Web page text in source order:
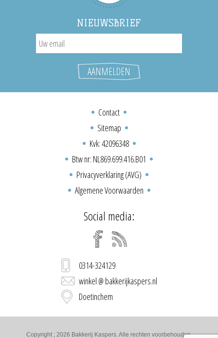
NIEUWSBRIEF
Contact
Sitemap
Kvk: 42096348
Btw nr: NL869.699.416.B01
Privacyverklaring (AVG)
Algemene Voorwaarden
Social media:
0314-324129
winkel @ bakkerijkaspers.nl
Doetinchem
Copyright ; 2026 Bakkerij Kaspers. Alle rechten voorbehouden.